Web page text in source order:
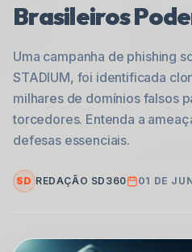
Brasileiros
Uma campanha de phishing
STADIUM, foi identificada
milhares de domínios falsos
torcedores. Entenda a
defesas essenciais.
SD REDAÇÃO SD360 01 DE